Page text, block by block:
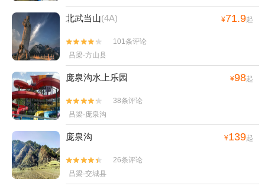
北武当山(4A) ¥71.9起


101条评论
吕梁·方山县
庞泉沟水上乐园 ¥98起


38条评论
吕梁·庞泉沟
庞泉沟 ¥139起


26条评论
吕梁·交城县